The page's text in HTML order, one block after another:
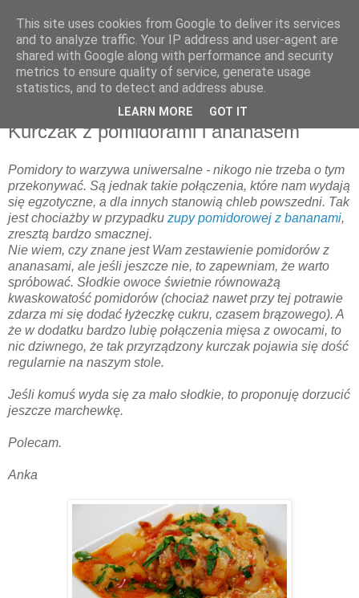
czwartek, 25 listopada 2010
Kurczak z pomidorami i ananasem
Pomidory to warzywa uniwersalne - nikogo nie trzeba o tym
przekonywać. Są jednak takie połączenia, które nam wydają
się egzotyczne, a dla innych stanowią chleb powszedni. Tak
jest chociażby w przypadku zupy pomidorowej z bananami,
zresztą bardzo smacznej.
Nie wiem, czy znane jest Wam zestawienie pomidorów z
ananasami, ale jeśli jeszcze nie, to zapewniam, że warto
spróbować. Słodkie owoce świetnie równoważą
kwaskowatość pomidorów (chociaż nawet przy tej potrawie
zdarza mi się dodać łyżeczkę cukru, czasem brązowego). A
że w dodatku bardzo lubię połączenia mięsa z owocami, to
nic dziwnego, że tak przyrządzony kurczak pojawia się dość
regularnie na naszym stole.
Jeśli komuś wyda się za mało słodkie, to proponuję dorzucić
jeszcze marchewkę.
Polecam.
Anka
This site uses cookies from Google to deliver its services
and to analyze traffic. Your IP address and user-agent are
shared with Google along with performance and security
metrics to ensure quality of service, generate usage
statistics, and to detect and address abuse.
LEARN MORE GOT IT